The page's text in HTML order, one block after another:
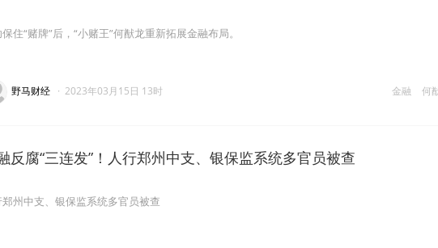
住“赌牌”后，“小赌王”何猷龙重新拓展金融布局。
金融 何
野马财经 · 2023年03月15日 13时
反腐“三连发”！人行郑州中支、银保监系统多官员被查
郑州中支、银保监系统多官员被查